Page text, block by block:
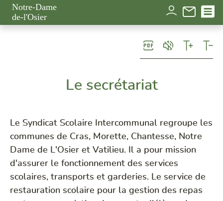
Notre-Dame
de-l'Osier
Le secrétariat
Le Syndicat Scolaire Intercommunal regroupe les
communes de Cras, Morette, Chantesse, Notre
Dame de L'Osier et Vatilieu. Il a pour mission
d'assurer le fonctionnement des services
scolaires, transports et garderies. Le service de
restauration scolaire pour la gestion des repas
Panneau de gestion des cookies